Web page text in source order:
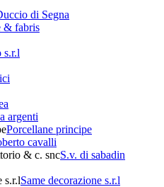
di Segna
& fabris
s.r.l
argenti
Porcellane principe
cavalli
S.v. di sabadin
Same decorazione s.r.l